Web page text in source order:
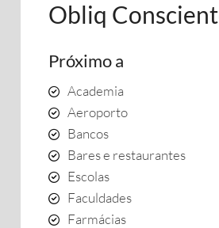
Obliq
Próximo a
Academia
Aeroporto
Bancos
Bares e restaurantes
Escolas
Faculdades
Farmácias